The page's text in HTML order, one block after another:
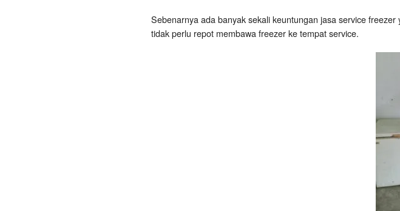
Sebenarnya ada banyak sekali keuntungan jasa service
tidak perlu repot membawa freezer ke tempat service.